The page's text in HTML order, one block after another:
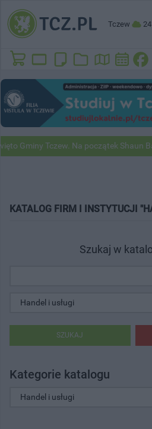
Tczew
Gminy Tczew. Na początek Shaun
KATALOG FIRM I INSTYTUCJI
Szukaj w
SZUKAJ
Kategorie katalogu